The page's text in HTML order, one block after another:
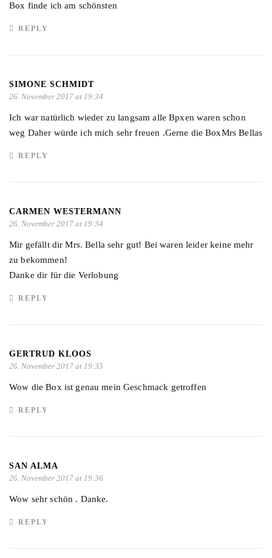
Box finde ich am schönsten
REPLY
SIMONE SCHMIDT
26. November 2017 at 19:34
Ich war natürlich wieder zu langsam alle Bpxen waren schon
weg Daher würde ich mich sehr freuen .Gerne die BoxMrs Bellas
REPLY
CARMEN WESTERMANN
26. November 2017 at 19:34
Mir gefällt dir Mrs. Bella sehr gut! Bei waren leider keine mehr
zu bekommen!
Danke dir für die Verlobung
REPLY
GERTRUD KLOOS
26. November 2017 at 19:35
Wow die Box ist genau mein Geschmack getroffen
REPLY
SAN ALMA
26. November 2017 at 19:36
Wow sehr schön . Danke.
REPLY